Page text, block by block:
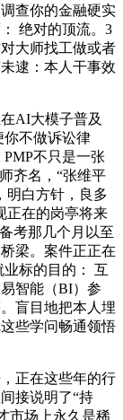
查你的金融硬实
绝对的顶流。3
大师找工做或者
逮：本人干事效
AI大模子普及
你不做诉讼律
不只是一张
齐名，“张维平
明白方针，良多
正在的岗亭将来
考那几个月以至
梁。案件正正在
标的目的： 互
智能（BI）参
盲目地把本人埋
些学问畅通领悟
正在这些年的行
接说明了“持
市场上永久是稀